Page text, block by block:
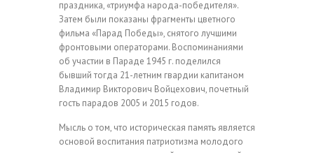
праздника, «триумфа народа-победителя».
Затем были показаны фрагменты цветного
фильма «Парад Победы», снятого лучшими
фронтовыми операторами. Воспоминаниями
об участии в Параде 1945 г. поделился
бывший тогда 21-летним гвардии капитаном
Владимир Викторович Войцехович, почетный
гость парадов 2005 и 2015 годов.
Мысль о том, что историческая память является
основой воспитания патриотизма молодого